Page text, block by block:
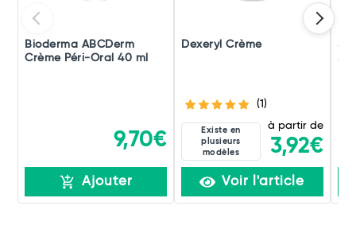
Bioderma ABCDerm
Crème Péri-Oral 40 ml
9,70€
Ajouter
Dexeryl Crème
(1)
Existe en
plusieurs
modèles
à partir de
3,92€
Voir l'article